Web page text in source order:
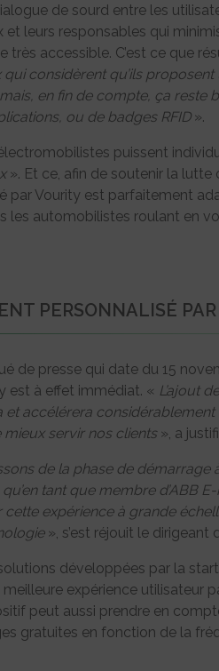
de sourd entre les
et leurs responsables qui
très accessible. C’est ce que
considèrent qu’ils proposent
en fin de compte, ça reste
ou de badges RFID».
puissent
». Et ce, afin de soutenir la
par Vourity est parfaitement
les automobilistes roulant en
PERSONNALISÉ
de presse qui date du 15
est à effet immédiat. « L’ajout
et accélérera
servir nos clients», a
de la phase de
tant que membre d’ABB
cette expérience à grande
», s’est réjouit le dirigeant
développées par la
meilleure expérience utilisateur
peut aussi prendre en
gratuites en fonction de la